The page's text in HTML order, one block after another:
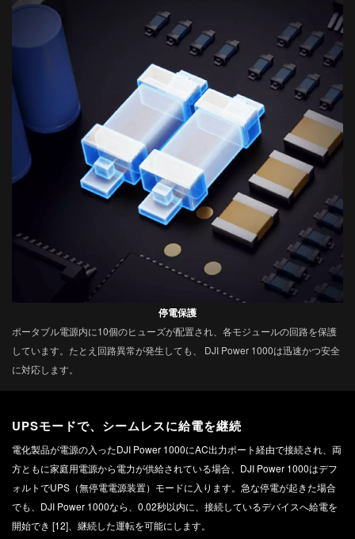
停電保護
ポータブル電源内に10個のヒューズが配置され、各モジュールの回路を保護
しています。たとえ回路異常が発生しても、 DJI Power 1000は迅速かつ安全
に対応します。
UPSモードで、シームレスに給電を継続
電化製品が電源の入ったDJI Power 1000にAC出力ポート経由で接続され、両
方ともに家庭用電源から電力が供給されている場合、DJI Power 1000はデフ
ォルトでUPS（無停電電源装置）モードに入ります。急な停電が起きた場合
でも、DJI Power 1000なら、0.02秒以内に、接続しているデバイスへ給電を
開始でき [12]‌、継続した運転を可能にします。